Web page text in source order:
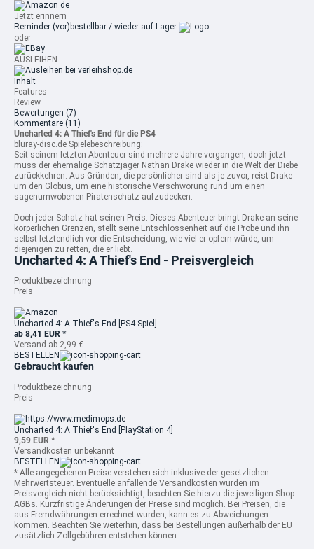
Jetzt erinnern
Reminder (vor)bestellbar / wieder auf Lager
oder
AUSLEIHEN
Inhalt
Features
Review
Bewertungen (7)
Kommentare (11)
Uncharted 4: A Thief's End für die PS4
bluray-disc.de Spielebeschreibung:
Seit seinem letzten Abenteuer sind mehrere Jahre vergangen, doch jetzt
muss der ehemalige Schatzjäger Nathan Drake wieder in die Welt der Diebe
zurückkehren. Aus Gründen, die persönlicher sind als je zuvor, reist Drake
um den Globus, um eine historische Verschwörung rund um einen
sagenumwobenen Piratenschatz aufzudecken.
Doch jeder Schatz hat seinen Preis: Dieses Abenteuer bringt Drake an seine
körperlichen Grenzen, stellt seine Entschlossenheit auf die Probe und ihn
selbst letztendlich vor die Entscheidung, wie viel er opfern würde, um
diejenigen zu retten, die er liebt.
Uncharted 4: A Thief's End - Preisvergleich
Produktbezeichnung
Preis
Uncharted 4: A Thief's End [PS4-Spiel]
ab 8,41 EUR *
Versand ab 2,99 €
BESTELLEN
Gebraucht kaufen
Produktbezeichnung
Preis
Uncharted 4: A Thief's End [PlayStation 4]
9,59 EUR *
Versandkosten unbekannt
BESTELLEN
* Alle angegebenen Preise verstehen sich inklusive der gesetzlichen
Mehrwertsteuer. Eventuelle anfallende Versandkosten wurden im
Preisvergleich nicht berücksichtigt, beachten Sie hierzu die jeweiligen Shop
AGBs. Kurzfristige Änderungen der Preise sind möglich. Bei Preisen, die
aus Fremdwährungen errechnet wurden, kann es zu Abweichungen
kommen. Beachten Sie weiterhin, dass bei Bestellungen außerhalb der EU
zusätzlich Zollgebühren entstehen können.